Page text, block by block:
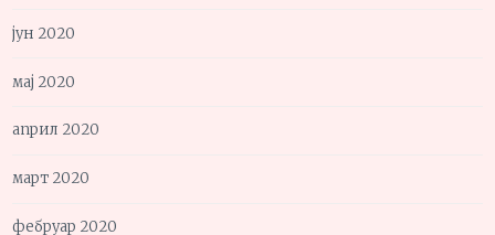
јун 2020
мај 2020
април 2020
март 2020
фебруар 2020